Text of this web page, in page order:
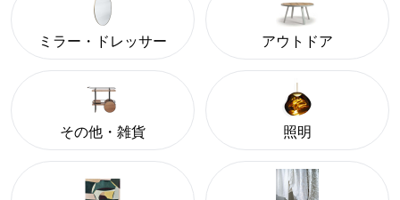
ミラー・ドレッサー アウトドア
その他・雑貨 照明